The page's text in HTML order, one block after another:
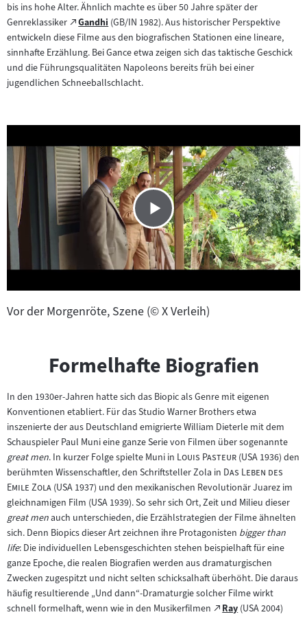
bis ins hohe Alter. Ähnlich machte es über 50 Jahre später der
Genreklassiker
Zum
externen
Inhalt:
Gandhi
(öffnet
im
neuen
Tab)
(GB/IN 1982). Aus historischer Perspektive
entwickeln diese Filme aus den biografischen Stationen eine lineare,
sinnhafte Erzählung. Bei Gance etwa zeigen sich das taktische Geschick
und die Führungsqualitäten Napoleons bereits früh bei einer
jugendlichen Schneeballschlacht.
Vor der Morgenröte, Szene (© X Verleih)
Formelhafte Biografien
In den 1930er-Jahren hatte sich das Biopic als Genre mit eigenen
Konventionen etabliert. Für das Studio Warner Brothers etwa
inszenierte der aus Deutschland emigrierte William Dieterle mit dem
Schauspieler Paul Muni eine ganze Serie von Filmen über sogenannte
great men. In kurzer Folge spielte Muni in "Louis Pasteur"(USA 1936) den
berühmten Wissenschaftler, den Schriftsteller Zola in "Das Leben des
Emile Zola"(USA 1937) und den mexikanischen Revolutionär Juarez im
gleichnamigen Film (USA 1939). So sehr sich Ort, Zeit und Milieu dieser
great menauch unterschieden, die Erzählstrategien der Filme ähnelten
sich. Denn Biopics dieser Art zeichnen ihre Protagonisten bigger than
life: Die individuellen Lebensgeschichten stehen beispielhaft für eine
ganze Epoche, die realen Biografien werden aus dramaturgischen
Zwecken zugespitzt und nicht selten schicksalhaft überhöht. Die daraus
häufig resultierende „Und dann“-Dramaturgie solcher Filme wirkt
schnell formelhaft, wenn wie in den Musikerfilmen
Zum
Ray
(öffnet(USA 2004)